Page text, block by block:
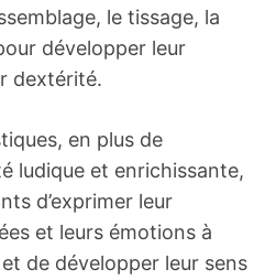
le tissage, la
développer leur
dextérité.
en plus de
ludique et enrichissante,
d’exprimer leur
et leurs émotions à
de développer leur sens